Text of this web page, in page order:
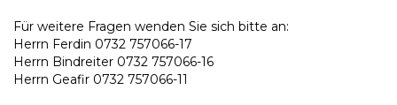
Für weitere Fragen wenden Sie sich bitte an:
Herrn Ferdin 0732 757066-17
Herrn Bindreiter 0732 757066-16
Herrn Geafir 0732 757066-11